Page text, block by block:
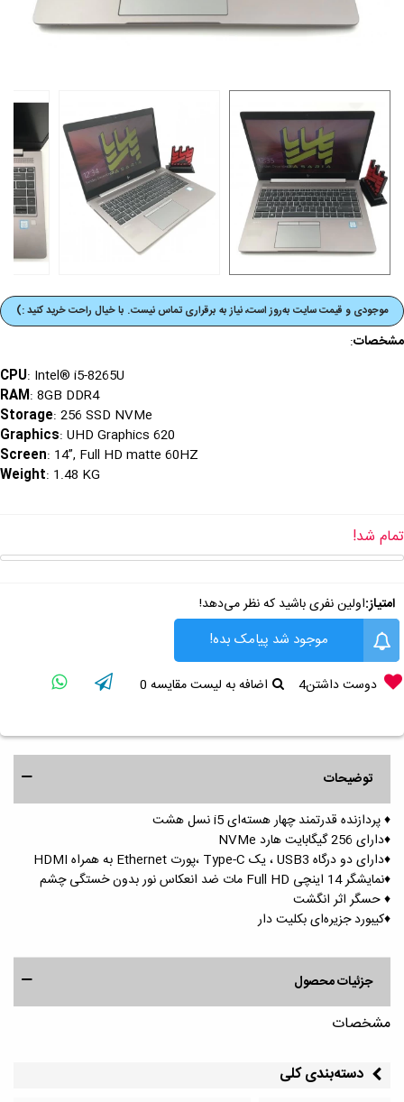
موجودی و قیمت‌ سایت به‌روز است، نیاز به برقراری تماس نیست. با خیال راحت خرید کنید :)
مشخصات:
CPU: Intel® i5-8265U
RAM: 8GB DDR4
Storage: 256 SSD NVMe
Graphics: UHD Graphics 620
: 14”, Full HD matte 60HZ
Weight: 1.48 KG
تمام شد!
امتیاز:اولین نفری باشید که نظر می‌دهد!
موجود شد پیامک بده!
دوست داشتن4 اضافه به لیست مقایسه 0
توضیحات
♦️ پردازنده قدرتمند چهار هسته‌ای i5 نسل هشت
♦️دارای 256 گیگابایت هارد NVMe
♦️دارای دو درگاه USB3 ، یک Type-C ،پورت Ethernet به همراه HDMI
♦️نمایشگر 14 اینچی Full HD مات ضد انعکاس نور بدون خستگی چشم‌
♦️ حسگر اثر انگشت
♦️کیبورد جزیره‌ای بکلیت دار
جزئیات محصول
مشخصات
دسته‌بندی کلی